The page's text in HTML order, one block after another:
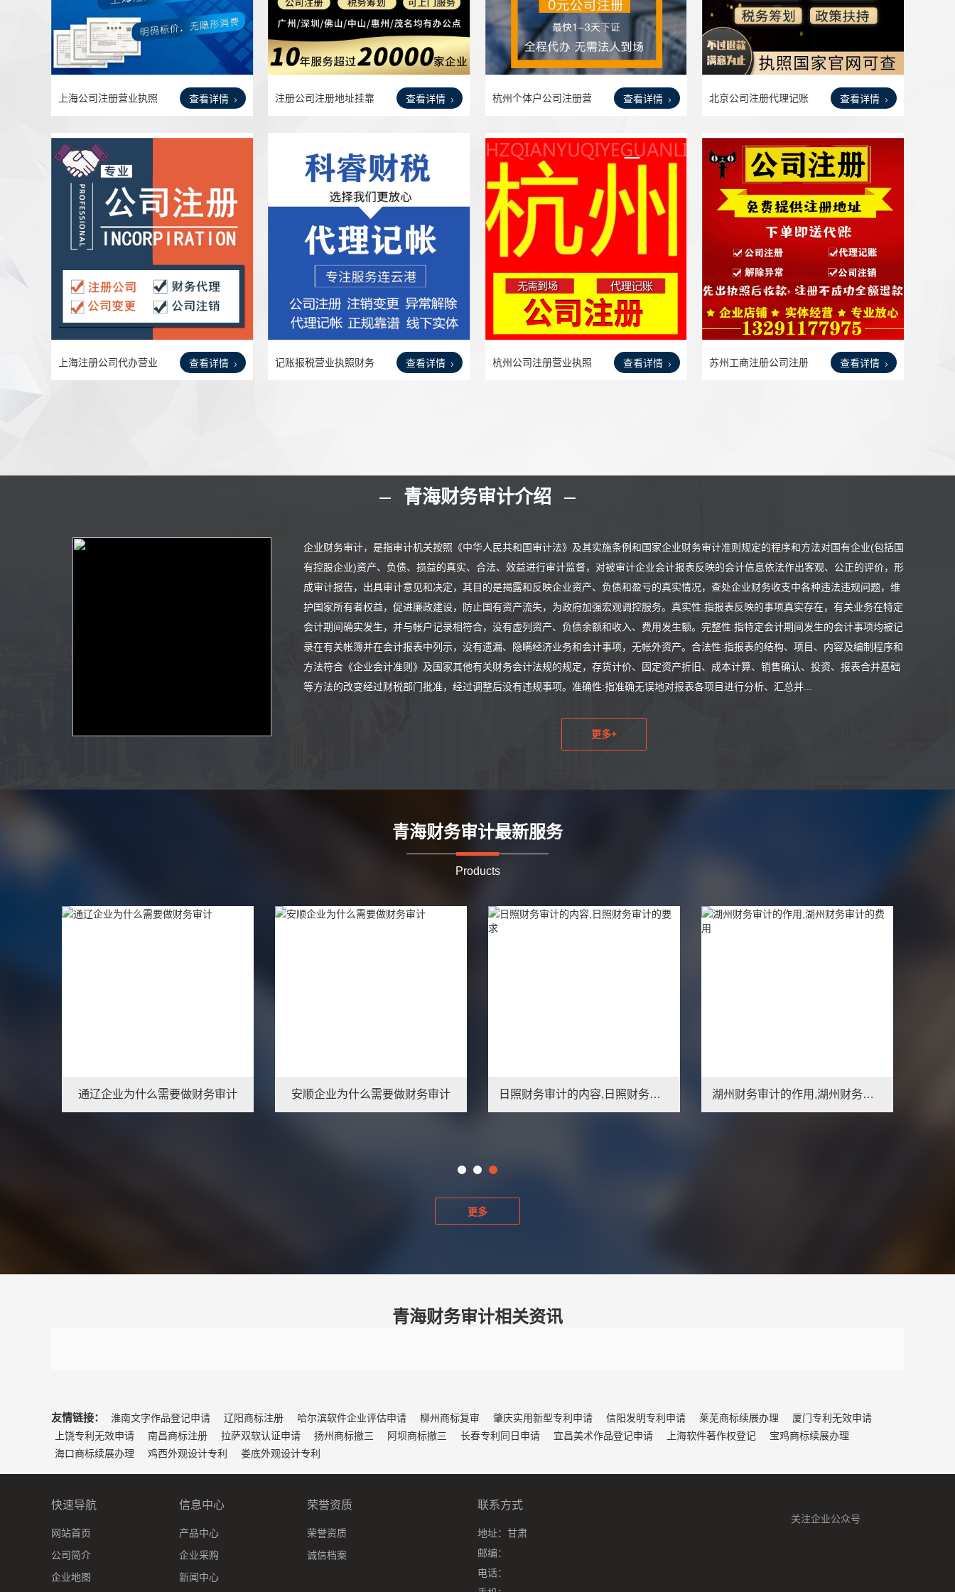
查看详情
上海公司注册营业执照
查看详情
注册公司注册地址挂靠
查看详情
杭州个体户公司注册营
查看详情
北京公司注册代理记账
查看详情
上海注册公司代办营业
执照
查看详情
记账报税营业执照财务
查看详情
杭州公司注册营业执照
查看详情
苏州工商注册公司注册
青海财务审计介绍
企业财务审计，是指审计机关按照《中华人民共和国审计法》及其实施条例和国家企业财务审计准则规定的程序和方法对国有企业(包括国
有控股企业)资产、负债、损益的真实、合法、效益进行审计监督，对被审计企业会计报表反映的会计信息依法作出客观、公正的评价，形
成审计报告，出具审计意见和决定，其目的是揭露和反映企业资产、负债和盈亏的真实情况，查处企业财务收支中各种违法违规问题，维
护国家所有者权益，促进廉政建设，防止国有资产流失，为政府加强宏观调控服务。真实性:指报表反映的事项真实存在，有关业务在特定
会计期间确实发生，并与帐户记录相符合，没有虚列资产、负债余额和收入、费用发生额。完整性:指特定会计期间发生的会计事项均被记
录在有关帐簿并在会计报表中列示，没有遗漏、隐瞒经济业务和会计事项，无帐外资产。合法性:指报表的结构、项目、内容及编制程序和
方法符合《企业会计准则》及国家其他有关财务会计法规的规定，存货计价、固定资产折旧、成本计算、销售确认、投资、报表合并基础
等方法的改变经过财税部门批准，经过调整后没有违规事项。准确性:指准确无误地对报表各项目进行分析、汇总并...
更多+
青海财务审计最新服务
Products
通辽企业为什么需要做财务审计 安顺企业为什么需要做财务审计 日照财务审计的内容,日照财务审计的要求 湖州财务审计的作用,湖州财务审计的费用
更多
青海财务审计相关资讯
友情链接： 淮南文字作品登记申请 辽阳商标注册 哈尔滨软件企业评估申请 柳州商标复审 肇庆实用新型专利申请 信阳发明专利申请 莱芜商标续展办理
厦门专利无效申请
上饶专利无效申请
南昌商标注册 拉萨双软认证申请 扬州商标撤三 阿坝商标撤三 长春专利同日申请 宜昌美术作品登记申请 上海软件著作权登记
宝鸡商标续展办理
海口商标续展办理
鸡西外观设计专利 娄底外观设计专利
快速导航
网站首页
公司简介
企业地图
信息中心
产品中心
企业采购
新闻中心
荣誉资质
荣誉资质
诚信档案
联系方式
地址： 甘肃
邮编：
电话：
关注企业公众号